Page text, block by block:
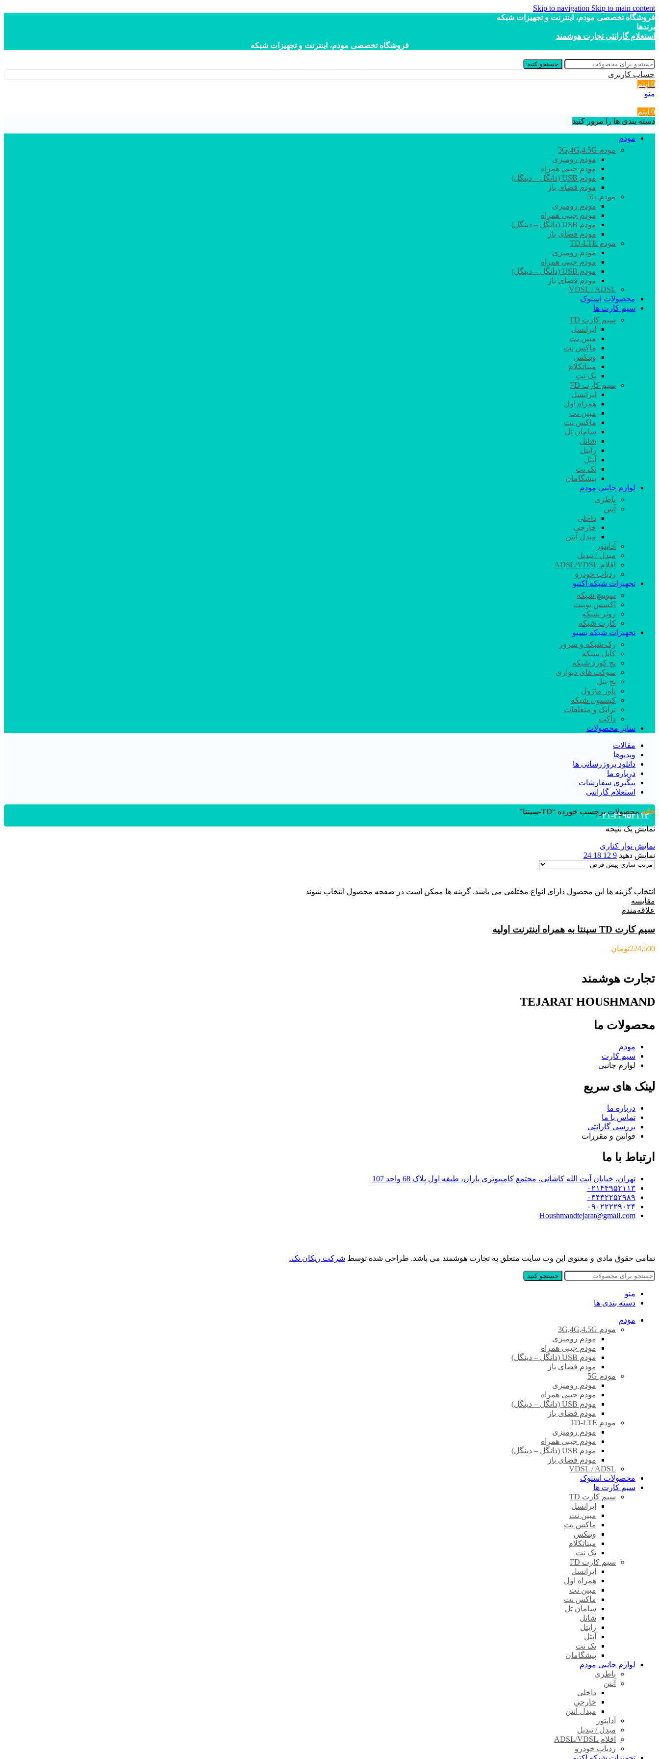
Skip to navigation Skip to main content
فروشگاه تخصصی مودم، اینترنت و تجهیزات شبکه
برندها
استعلام گارانتی تجارت هوشمند
فروشگاه تخصصی مودم، اینترنت و تجهیزات شبکه
جستجو کنید
حساب کاربری
0 آیتم
منو
0 آیتم
دسته بندی ها را مرور کنید
مودم
مودم 3G,4G,4.5G
مودم رومیزی
مودم جیبی همراه
مودم USB (دانگل – دینگل)
مودم فضای باز
مودم 5G
مودم رومیزی
مودم جیبی همراه
مودم USB (دانگل – دینگل)
مودم فضای باز
مودم TD-LTE
مودم رومیزی
مودم جیبی همراه
مودم USB (دانگل – دینگل)
مودم فضای باز
VDSL / ADSL
محصولات استوک
سیم کارت ها
سیم کارت TD
ایرانسل
مبین نت
ماکس نت
وینکس
مبناتکلام
تک نت
سیم کارت FD
ایرانسل
همراه اول
مبین نت
ماکس نت
سامان تل
شاتل
رایتل
آپتل
تک نت
پیشگامان
لوازم جانبی مودم
باطری
آنتن
داخلی
خارجی
مبدل آنتن
آداپتور
مبدل / تبدیل
اقلام ADSL/VDSL
ردیاب خودرو
تجهیزات شبکه اکتیو
سوییچ شبکه
اکسس پوینت
روتر شبکه
کارت شبکه
تجهیزات شبکه پسیو
رک شبکه و سرور
کابل شبکه
پچ کورد شبکه
سوکت های دیواری
پچ پنل
پاور ماژول
کیستون شبکه
ترانک و متعلقات
داکت
سایر محصولات
مقالات
ویدیوها
دانلود بروزرسانی ها
درباره ما
پیگیری سفارشات
استعلام گارانتی
۰۲۱-۴۴۹۵۲۱۱۳خانه محصولات برچسب خورده “TD-سپنتا”
نمایش یک نتیجه
نمایش نوار کناری
نمایش دهید 9
12
18
24
انتخاب گزینه ها این محصول دارای انواع مختلفی می باشد. گزینه ها ممکن است در صفحه محصول انتخاب شوند
مقایسه
علاقه‌مندم
سیم کارت TD سپنتا به همراه اینترنت اولیه
224,500تومان
تجارت هوشمند
TEJARAT HOUSHMAND
محصولات ما
مودم
سیم کارت
لوازم جانبی
لینک های سریع
درباره ما
تماس با ما
بررسی گارانتی
قوانین و مقررات
ارتباط با ما
تهران، خیابان آیت الله کاشانی، مجتمع کامپیوتری یاران، طبقه اول پلاک 68 واحد 107
۰۲۱۴۴۹۵۲۱۱۳
۰۴۴۳۲۲۵۲۹۸۹
۰۹۰۲۲۲۲۹۰۲۴
Houshmandtejarat@gmail.com
تمامی حقوق مادی و معنوی این وب سایت متعلق به تجارت هوشمند می باشد. طراحی شده توسط شرکت ریکان تک.
جستجو کنید
منو
دسته بندی ها
مودم
مودم 3G,4G,4.5G
مودم رومیزی
مودم جیبی همراه
مودم USB (دانگل – دینگل)
مودم فضای باز
مودم 5G
مودم رومیزی
مودم جیبی همراه
مودم USB (دانگل – دینگل)
مودم فضای باز
مودم TD-LTE
مودم رومیزی
مودم جیبی همراه
مودم USB (دانگل – دینگل)
مودم فضای باز
VDSL / ADSL
محصولات استوک
سیم کارت ها
سیم کارت TD
ایرانسل
مبین نت
ماکس نت
وینکس
مبناتکلام
تک نت
سیم کارت FD
ایرانسل
همراه اول
مبین نت
ماکس نت
سامان تل
شاتل
رایتل
آپتل
تک نت
پیشگامان
لوازم جانبی مودم
باطری
آنتن
داخلی
خارجی
مبدل آنتن
آداپتور
مبدل / تبدیل
اقلام ADSL/VDSL
ردیاب خودرو